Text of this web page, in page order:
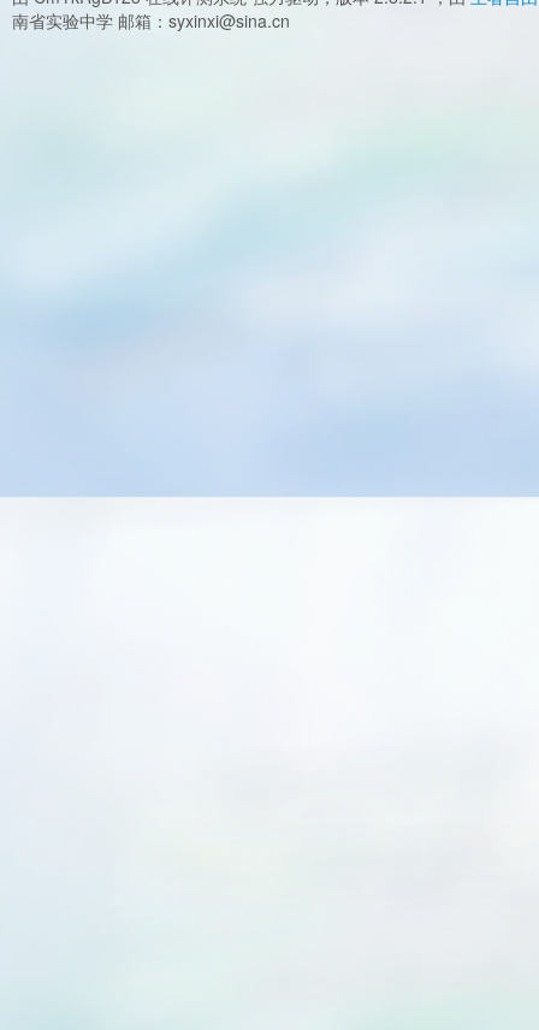
南省实验中学 邮箱：syxinxi@sina.cn